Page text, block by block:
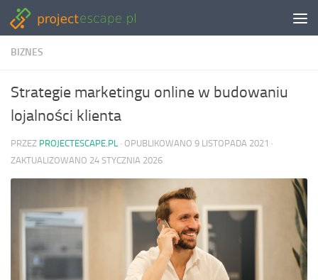
Skip to content
BIZNES
Strategie marketingu online w budowaniu
lojalności klienta
PRZEZ PROJECTESCAPE.PL · OPUBLIKOWANO 9 LISTOPADA 2021 ·
ZAKTUALIZOWANO 24 STYCZNIA 2026